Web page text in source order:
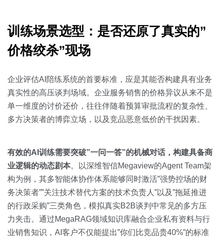
按业务场景
培训辅导
训练场景选型：是否还原了真实的”
价格绞杀”现场
企业评估AI陪练系统的首要标准，应是其能否构建具有业务
真实性的高压谈判场域。企业服务销售的价格异议从来不是
单一维度的讨价还价，往往伴随着预算审批流程的复杂性、
多方决策者的博弈立场，以及竞品恶意低价的干扰因素。
有效的AI训练需要突破”一问一答”的机械对话，构建具备商
业逻辑的动态剧本。以深维智信Megaview的Agent Team架
构为例，其多智能体协作体系能够同时激活”强势控场的财
务决策者””关注技术替代方案的技术负责人”以及”拖延推进
的行政采购”三类角色，模拟真实B2B谈判中常见的多方压
力夹击。通过MegaRAG领域知识库融合企业私有资料与行
业销售知识，AI客户不仅能提出”你们比竞品贵40%”的标准